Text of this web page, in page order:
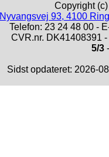
Copyright
Nyvangsvej 93, 4100
Telefon: 23 24 48 00 -
CVR.nr. DK41408391
5/3
Sidst opdateret: 2026-